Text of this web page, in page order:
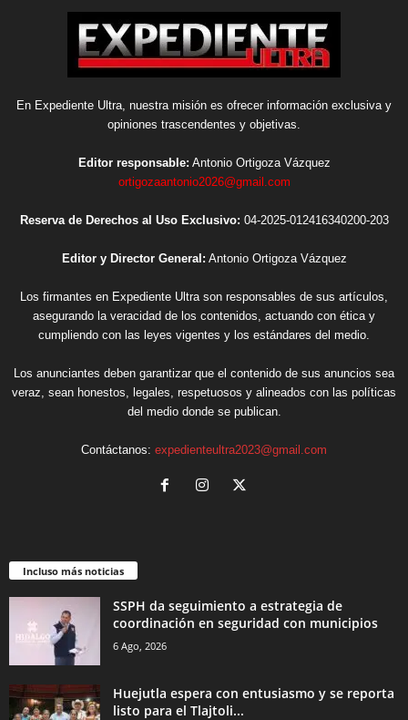
En Expediente Ultra, nuestra misión es ofrecer información exclusiva y
opiniones trascendentes y objetivas.
Editor responsable: Antonio Ortigoza Vázquez
ortigozaantonio2026@gmail.com
Reserva de Derechos al Uso Exclusivo: 04-2025-012416340200-203
Editor y Director General: Antonio Ortigoza Vázquez
Los firmantes en Expediente Ultra son responsables de sus artículos,
asegurando la veracidad de los contenidos, actuando con ética y
cumpliendo con las leyes vigentes y los estándares del medio.
Los anunciantes deben garantizar que el contenido de sus anuncios sea
veraz, sean honestos, legales, respetuosos y alineados con las políticas
del medio donde se publican.
Contáctanos: expedienteultra2023@gmail.com
Incluso más noticias
SSPH da seguimiento a estrategia de
coordinación en seguridad con municipios
6 Ago, 2026
Huejutla espera con entusiasmo y se reporta
listo para el Tlajtoli...